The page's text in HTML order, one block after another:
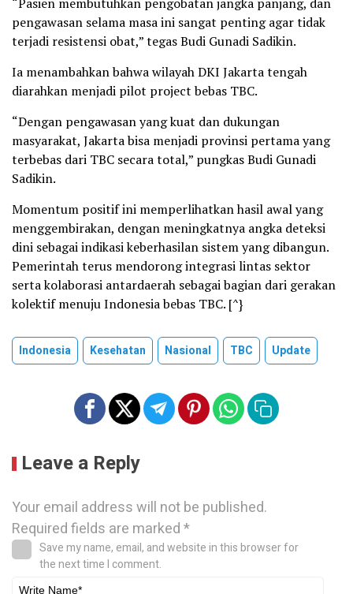
pengawasan selama masa ini sangat penting agar tidak
terjadi resistensi obat,” tegas Budi Gunadi Sadikin.
Ia menambahkan bahwa wilayah DKI Jakarta tengah
diarahkan menjadi pilot project bebas TBC.
“Dengan pengawasan yang kuat dan dukungan
masyarakat, Jakarta bisa menjadi provinsi pertama yang
terbebas dari TBC secara total,” pungkas Budi Gunadi
Sadikin.
Momentum positif ini memperlihatkan hasil awal yang
menggembirakan, dengan meningkatnya angka deteksi
dini sebagai indikasi keberhasilan sistem yang dibangun.
Pemerintah terus mendorong integrasi lintas sektor
serta kolaborasi antardaerah sebagai bagian dari gerakan
kolektif menuju Indonesia bebas TBC. [^}
Indonesia Kesehatan Nasional TBC Update
Leave a Reply
Your email address will not be published.
Required fields are marked*
Save my name, email, and website in this browser for
the next time I comment.